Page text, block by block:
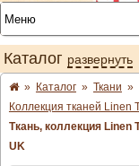
Каталог развернуть
» Каталог » Ткани »
Коллекция тканей Linen
Ткань, коллекция Linen
UK